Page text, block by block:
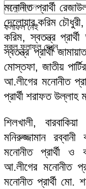
ফলাফল নেই
সকল ফলাফল দেখুন
মনোনীত প্রার্থী
দেলোয়ার করিম চৌধুরী,
করিম, স্বতন্ত্র
স্বতন্ত্র প্রার্থী
মোস্তফা, জাতীয়
আ.লীগের মনোনীত
প্রার্থী শরাফত
শিলখালী,
মনিরুজ্জামান
মনোনীত প্রার্থী ও
আ.লীগের মনোনীত
মনোনীত প্রার্থী মো.